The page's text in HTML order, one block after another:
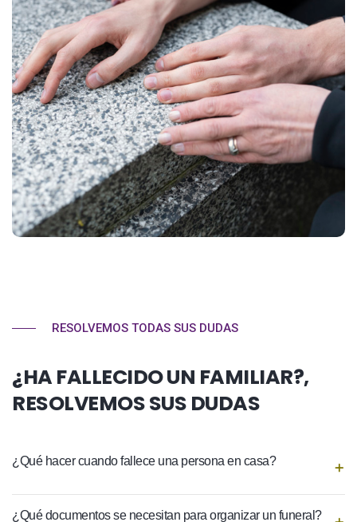
RESOLVEMOS TODAS SUS DUDAS
¿HA FALLECIDO UN FAMILIAR?,
RESOLVEMOS SUS DUDAS
¿Qué hacer cuando fallece una persona en casa?
¿Qué documentos se necesitan para organizar un funeral?